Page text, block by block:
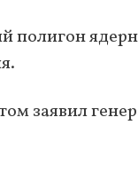
полигон
заявил